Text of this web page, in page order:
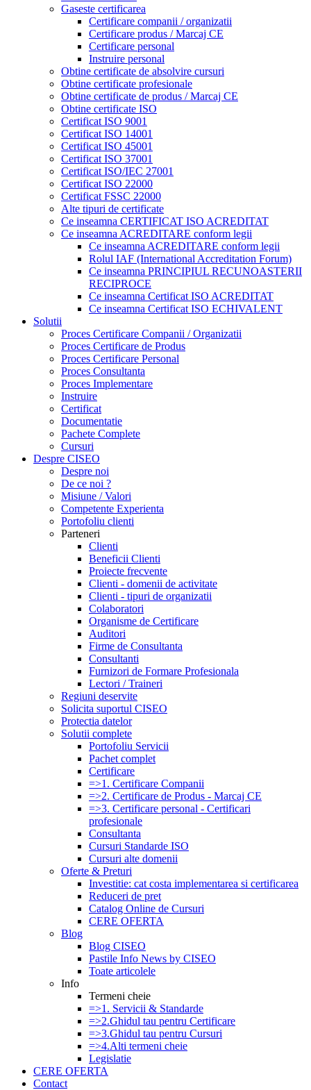
Gaseste certificarea
Certificare companii / organizatii
Certificare produs / Marcaj CE
Certificare personal
Instruire personal
Obtine certificate de absolvire cursuri
Obtine certificate profesionale
Obtine certificate de produs / Marcaj CE
Obtine certificate ISO
Certificat ISO 9001
Certificat ISO 14001
Certificat ISO 45001
Certificat ISO 37001
Certificat ISO/IEC 27001
Certificat ISO 22000
Certificat FSSC 22000
Alte tipuri de certificate
Ce inseamna CERTIFICAT ISO ACREDITAT
Ce inseamna ACREDITARE conform legii
Ce inseamna ACREDITARE conform legii
Rolul IAF (International Accreditation Forum)
Ce inseamna PRINCIPIUL RECUNOASTERII
RECIPROCE
Ce inseamna Certificat ISO ACREDITAT
Ce inseamna Certificat ISO ECHIVALENT
Solutii
Proces Certificare Companii / Organizatii
Proces Certificare de Produs
Proces Certificare Personal
Proces Consultanta
Proces Implementare
Instruire
Certificat
Documentatie
Pachete Complete
Cursuri
Despre CISEO
Despre noi
De ce noi ?
Misiune / Valori
Competente Experienta
Portofoliu clienti
Parteneri
Clienti
Beneficii Clienti
Proiecte frecvente
Clienti - domenii de activitate
Clienti - tipuri de organizatii
Colaboratori
Organisme de Certificare
Auditori
Firme de Consultanta
Consultanti
Furnizori de Formare Profesionala
Lectori / Traineri
Regiuni deservite
Solicita suportul CISEO
Protectia datelor
Solutii complete
Portofoliu Servicii
Pachet complet
Certificare
=>1. Certificare Companii
=>2. Certificare de Produs - Marcaj CE
=>3. Certificare personal - Certificari
profesionale
Consultanta
Cursuri Standarde ISO
Cursuri alte domenii
Oferte & Preturi
Investitie: cat costa implementarea si certificarea
Reduceri de pret
Catalog Online de Cursuri
CERE OFERTA
Blog
Blog CISEO
Pastile Info News by CISEO
Toate articolele
Info
Termeni cheie
=>1. Servicii & Standarde
=>2.Ghidul tau pentru Certificare
=>3.Ghidul tau pentru Cursuri
=>4.Alti termeni cheie
Legislatie
CERE OFERTA
Contact